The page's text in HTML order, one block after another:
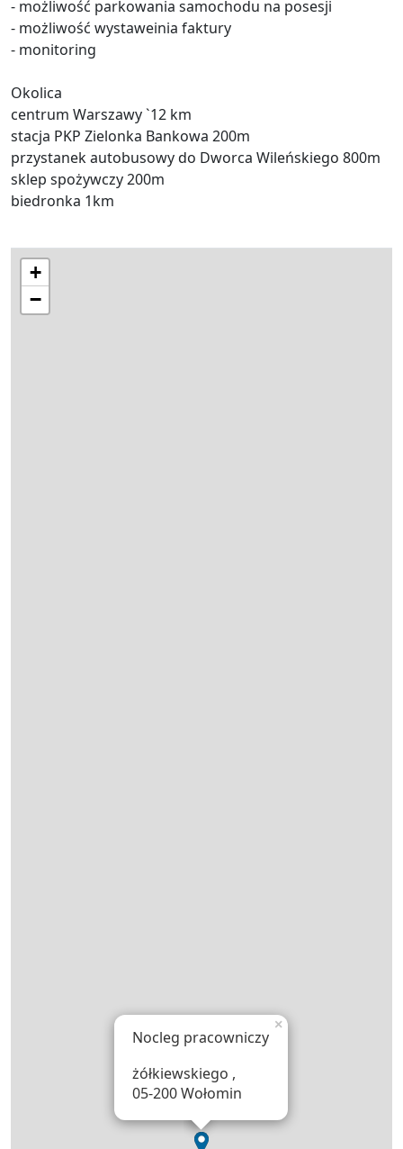
- możliwość parkowania samochodu na posesji
- możliwość wystaweinia faktury
- monitoring
Okolica
centrum Warszawy `12 km
stacja PKP Zielonka Bankowa 200m
przystanek autobusowy do Dworca Wileńskiego 800m
sklep spożywczy 200m
biedronka 1km
Nocleg pracowniczy
żółkiewskiego ,
05-200 Wołomin
×
+
−